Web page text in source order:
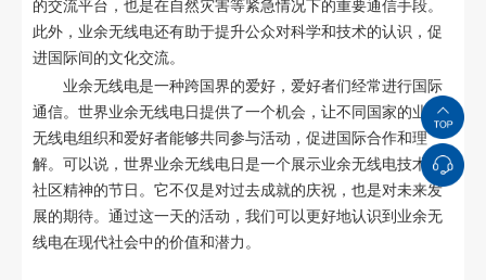
的交流平台，也是在自然灾害等紧急情况下的重要通信手段。
此外，业余无线电还有助于提升公众对科学和技术的认识，促
进国际间的文化交流。
业余无线电是一种跨国界的爱好，爱好者们经常进行国际
通信。世界业余无线电日提供了一个机会，让不同国家的业余
无线电组织和爱好者能够共同参与活动，促进国际合作和理
解。可以说，世界业余无线电日是一个展示业余无线电技术和
社区精神的节日。它不仅是对过去成就的庆祝，也是对未来发
展的期待。通过这一天的活动，我们可以更好地认识到业余无
线电在现代社会中的价值和潜力。